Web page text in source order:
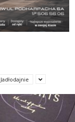
Jadłodajnie